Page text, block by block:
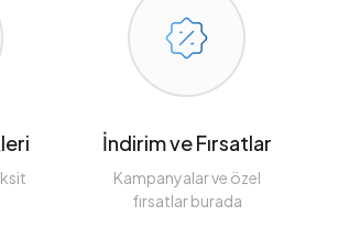
İndirim ve Fırsatlar
Kampanyalar ve özel
fırsatlar burada